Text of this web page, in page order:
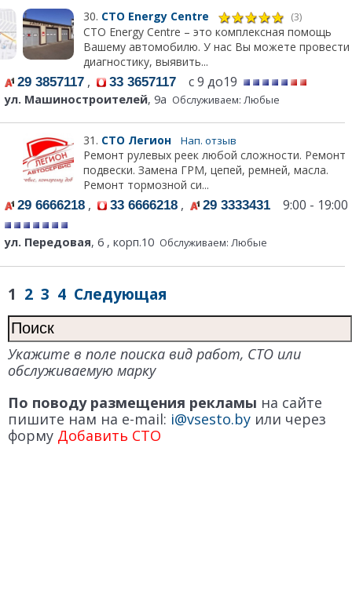
30. СТО Energy Centre (3)
СТО Energy Centre – это комплексная помощь
Вашему автомобилю. У нас Вы можете провести
диагностику, выявить...
29 3857117 , 33 3657117 с 9 до19
ул. Машиностроителей, 9а Обслуживаем: Любые
31. СТО Легион Нап. отзыв
Ремонт рулевых реек любой сложности. Ремонт
подвески. Замена ГРМ, цепей, ремней, масла.
Ремонт тормозной си...
29 6666218 , 33 6666218 , 29 3333431 9:00 - 19:00
ул. Передовая, 6 , корп.10 Обслуживаем: Любые
1 2 3 4 Следующая
Укажите в поле поиска вид работ, СТО или
обслуживаемую марку
По поводу размещения рекламы на сайте
пишите нам на e-mail: i@vsesto.by или через
форму Добавить СТО